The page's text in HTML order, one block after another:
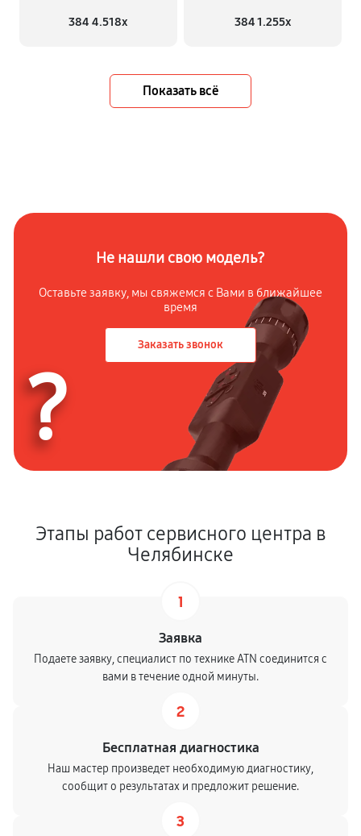
384 4.518x 384 1.255х
Показать всё
Не нашли свою модель?
Оставьте заявку, мы свяжемся с Вами в ближайшее
время
Заказать звонок
?
Этапы работ сервисного центра в
Челябинске
1
Заявка
Подаете заявку, специалист по технике ATN соединится с
вами в течение одной минуты.
2
Бесплатная диагностика
Наш мастер произведет необходимую диагностику,
сообщит о результатах и предложит решение.
3